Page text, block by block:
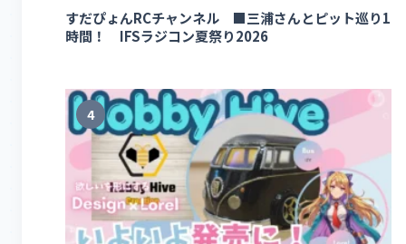
すだぴょんRCチャンネル ■三浦さんとピット巡り1
時間！ IFSラジコン夏祭り2026
4